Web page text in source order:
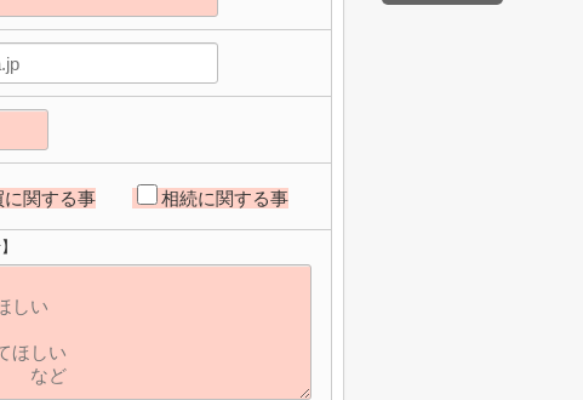
に関する事 相続に関する事